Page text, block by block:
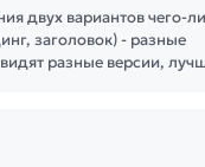
двух вариантов чего-
заголовок) - разные
разные версии,